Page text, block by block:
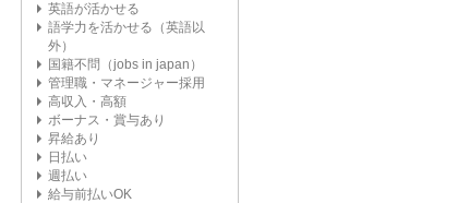
英語が活かせる
語学力を活かせる（英語以
外）
国籍不問（jobs in japan）
管理職・マネージャー採用
高収入・高額
ボーナス・賞与あり
昇給あり
日払い
週払い
給与前払いOK